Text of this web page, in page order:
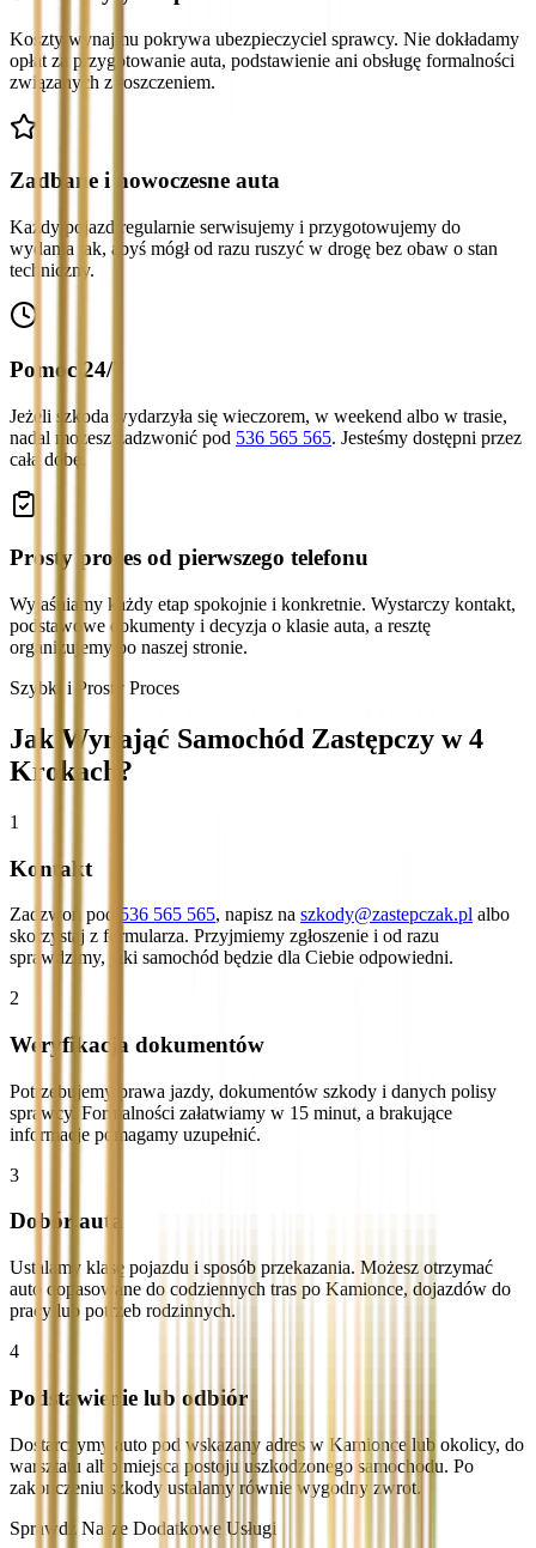
Koszty wynajmu pokrywa ubezpieczyciel sprawcy. Nie dokładamy
opłat za przygotowanie auta, podstawienie ani obsługę formalności
związanych z roszczeniem.
Zadbane i nowoczesne auta
Każdy pojazd regularnie serwisujemy i przygotowujemy do
wydania tak, abyś mógł od razu ruszyć w drogę bez obaw o stan
techniczny.
Pomoc 24/7
Jeżeli szkoda wydarzyła się wieczorem, w weekend albo w trasie,
nadal możesz zadzwonić pod 536 565 565. Jesteśmy dostępni przez
całą dobę.
Prosty proces od pierwszego telefonu
Wyjaśniamy każdy etap spokojnie i konkretnie. Wystarczy kontakt,
podstawowe dokumenty i decyzja o klasie auta, a resztę
organizujemy po naszej stronie.
Szybki i Prosty Proces
Jak Wynająć Samochód Zastępczy w 4
Krokach?
1
Kontakt
Zadzwoń pod 536 565 565, napisz na szkody@zastepczak.pl albo
skorzystaj z formularza. Przyjmiemy zgłoszenie i od razu
sprawdzimy, jaki samochód będzie dla Ciebie odpowiedni.
2
Weryfikacja dokumentów
Potrzebujemy prawa jazdy, dokumentów szkody i danych polisy
sprawcy. Formalności załatwiamy w 15 minut, a brakujące
informacje pomagamy uzupełnić.
3
Dobór auta
Ustalamy klasę pojazdu i sposób przekazania. Możesz otrzymać
auto dopasowane do codziennych tras po Kamionce, dojazdów do
pracy lub potrzeb rodzinnych.
4
Podstawienie lub odbiór
Dostarczymy auto pod wskazany adres w Kamionce lub okolicy, do
warsztatu albo miejsca postoju uszkodzonego samochodu. Po
zakończeniu szkody ustalamy równie wygodny zwrot.
Sprawdź Nasze Dodatkowe Usługi